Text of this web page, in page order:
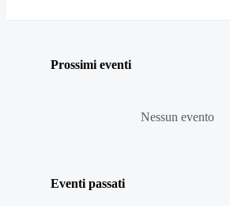
Prossimi eventi
Nessun evento
Eventi passati